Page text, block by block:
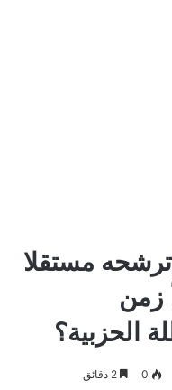
مستقلا
زمن
الحزبية؟
0